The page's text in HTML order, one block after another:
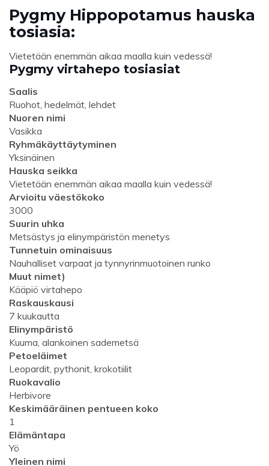
Pygmy Hippopotamus hauska
tosiasia:
Vietetään enemmän aikaa maalla kuin vedessä!
Pygmy virtahepo tosiasiat
Saalis
Ruohot, hedelmät, lehdet
Nuoren nimi
Vasikka
Ryhmäkäyttäytyminen
Yksinäinen
Hauska seikka
Vietetään enemmän aikaa maalla kuin vedessä!
Arvioitu väestökoko
3000
Suurin uhka
Metsästys ja elinympäristön menetys
Tunnetuin ominaisuus
Nauhalliset varpaat ja tynnyrinmuotoinen runko
Muut nimet)
Kääpiö virtahepo
Raskauskausi
7 kuukautta
Elinympäristö
Kuuma, alankoinen sademetsä
Petoeläimet
Leopardit, pythonit, krokotiilit
Ruokavalio
Herbivore
Keskimääräinen pentueen koko
1
Elämäntapa
Yö
Yleinen nimi